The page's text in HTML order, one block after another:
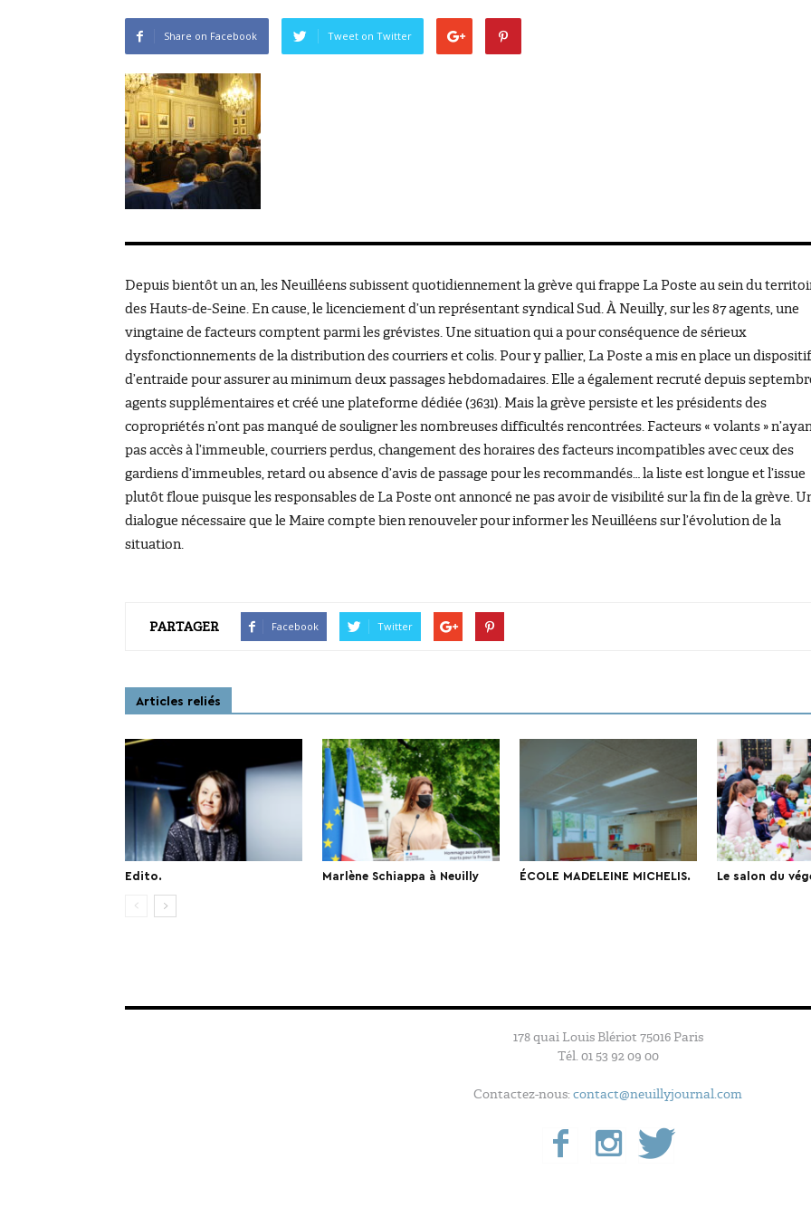
Share on Facebook Tweet on Twitter
Depuis bientôt un an, les Neuilléens subissent quotidiennement la grève qui frappe La Poste au sein du
des Hauts-de-Seine. En cause, le licenciement d’un représentant syndical Sud. À Neuilly, sur les 87 agents, une
vingtaine de facteurs comptent parmi les grévistes. Une situation qui a pour conséquence de sérieux
dysfonctionnements de la distribution des courriers et colis. Pour y pallier, La Poste a mis en place un dispositif
d’entraide pour assurer au minimum deux passages hebdomadaires. Elle a également recruté depuis
agents supplémentaires et créé une plateforme dédiée (3631). Mais la grève persiste et les présidents des
copropriétés n’ont pas manqué de souligner les nombreuses difficultés rencontrées. Facteurs « volants »
pas accès à l’immeuble, courriers perdus, changement des horaires des facteurs incompatibles avec ceux des
gardiens d’immeubles, retard ou absence d’avis de passage pour les recommandés… la liste est longue et l’issue
plutôt floue puisque les responsables de La Poste ont annoncé ne pas avoir de visibilité sur la fin de la grève.
dialogue nécessaire que le Maire compte bien renouveler pour informer les Neuilléens sur l’évolution de la
situation.
PARTAGER Facebook Twitter
Articles reliés
Edito. Marlène Schiappa à Neuilly ÉCOLE MADELEINE MICHELIS. Le salon du
178 quai Louis Blériot 75016 Paris
Tél. 01 53 92 09 00
Contactez-nous:contact@neuillyjournal.com